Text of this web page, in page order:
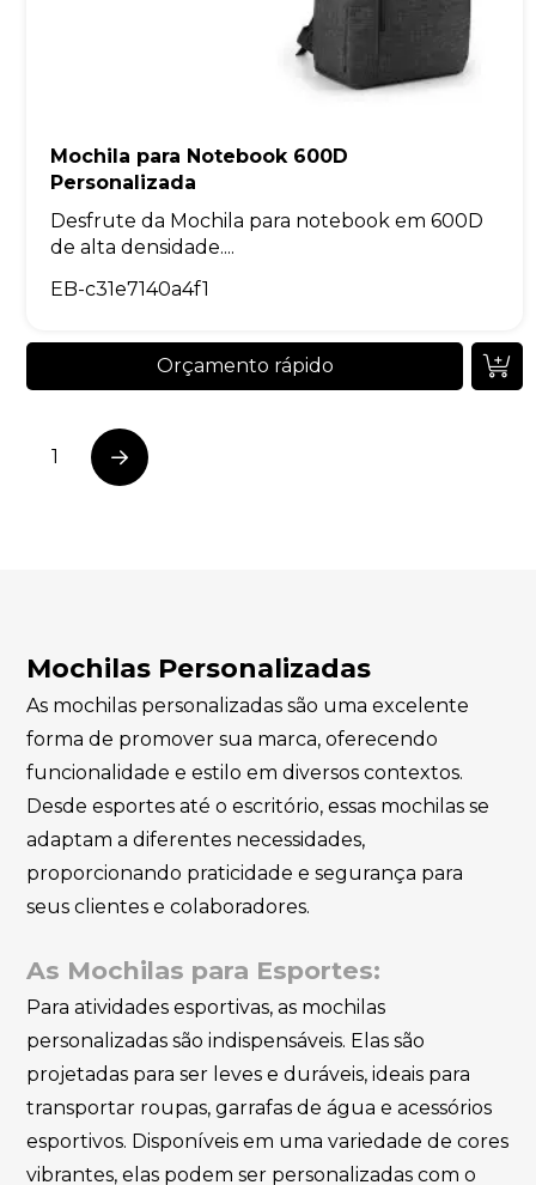
Mochila para Notebook 600D
Personalizada
Desfrute da Mochila para notebook em 600D
de alta densidade....
EB-c31e7140a4f1
Orçamento rápido
1 Next
Mochilas Personalizadas
As mochilas personalizadas são uma excelente
forma de promover sua marca, oferecendo
funcionalidade e estilo em diversos contextos.
Desde esportes até o escritório, essas mochilas se
adaptam a diferentes necessidades,
proporcionando praticidade e segurança para
seus clientes e colaboradores.
As Mochilas para Esportes:
Para atividades esportivas, as mochilas
personalizadas são indispensáveis. Elas são
projetadas para ser leves e duráveis, ideais para
transportar roupas, garrafas de água e acessórios
esportivos. Disponíveis em uma variedade de cores
vibrantes, elas podem ser personalizadas com o